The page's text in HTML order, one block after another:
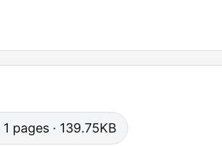
pages · 139.75KB